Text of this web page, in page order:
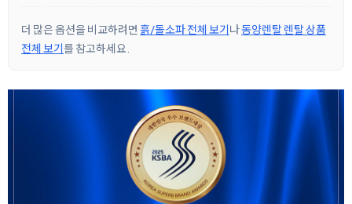
더 많은 옵션을 비교하려면 흙/돌소파 전체 보기나동양렌탈 렌탈 상품
전체 보기를 참고하세요.